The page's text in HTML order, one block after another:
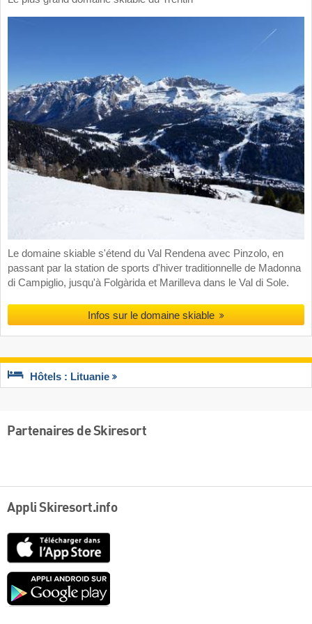
Le domaine skiable s'étend du Val Rendena avec Pinzolo, en
passant par la station de sports d'hiver traditionnelle de Madonna
di Campiglio, jusqu'à Folgàrida et Marilleva dans le Val di Sole.
Infos sur le domaine skiable
Hôtels : Lituanie
Partenaires de Skiresort
Appli Skiresort.info
Google